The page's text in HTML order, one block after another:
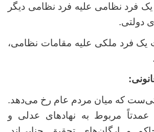
فرد نظامی علیه فرد نظامی دیگر
دولتی.
یک فرد ملکی علیه مقامات نظامی،
که میان مردم عام رخ می‌دهد.
عمدتاً مربوط به نهادهای عدلی و